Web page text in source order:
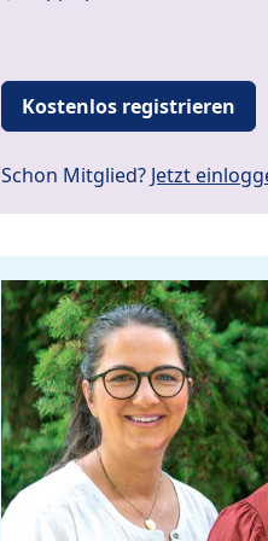
Kostenlos registrieren
Schon Mitglied? Jetzt